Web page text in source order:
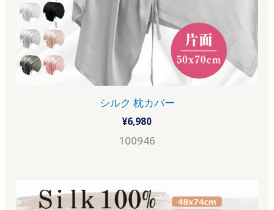
シルク 枕カバー
¥6,980
100946